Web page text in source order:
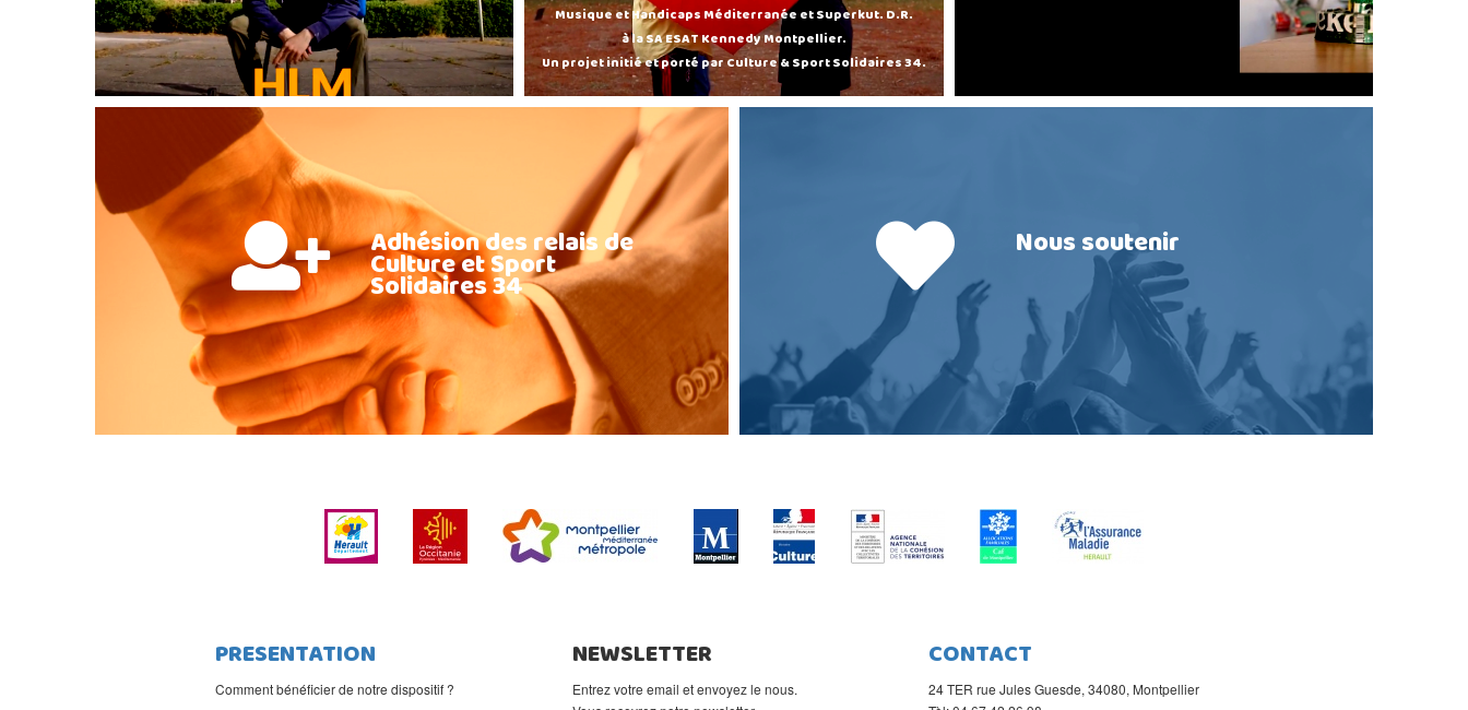
Musique et Handicaps Méditerranée et Superkut. D.R.
à la SA ESAT Kennedy Montpellier.
Un projet initié et porté par Culture & Sport Solidaires 34.
Adhésion des relais de
Culture et Sport
Solidaires 34
Nous soutenir
PRESENTATION
Comment bénéficier de notre dispositif ?
NEWSLETTER
Entrez votre email et envoyez le nous.
CONTACT
24 TER rue Jules Guesde, 34080, Montpellier